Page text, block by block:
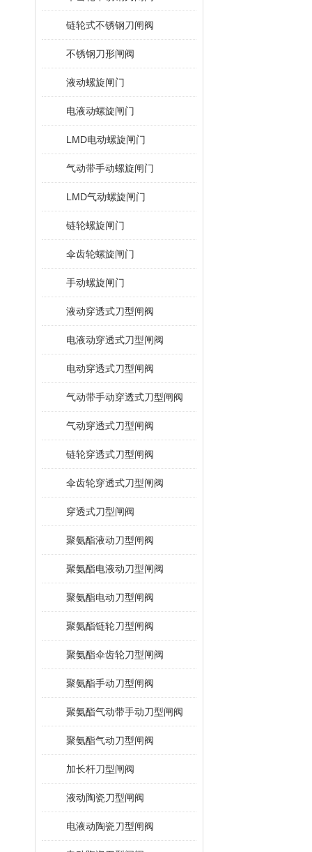
链轮式不锈钢刀闸阀
不锈钢刀形闸阀
液动螺旋闸门
电液动螺旋闸门
LMD电动螺旋闸门
气动带手动螺旋闸门
LMD气动螺旋闸门
链轮螺旋闸门
伞齿轮螺旋闸门
手动螺旋闸门
液动穿透式刀型闸阀
电液动穿透式刀型闸阀
电动穿透式刀型闸阀
气动带手动穿透式刀型闸阀
气动穿透式刀型闸阀
链轮穿透式刀型闸阀
伞齿轮穿透式刀型闸阀
穿透式刀型闸阀
聚氨酯液动刀型闸阀
聚氨酯电液动刀型闸阀
聚氨酯电动刀型闸阀
聚氨酯链轮刀型闸阀
聚氨酯伞齿轮刀型闸阀
聚氨酯手动刀型闸阀
聚氨酯气动带手动刀型闸阀
聚氨酯气动刀型闸阀
加长杆刀型闸阀
液动陶瓷刀型闸阀
电液动陶瓷刀型闸阀